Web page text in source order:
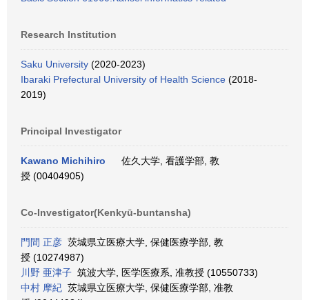
Research Institution
Saku University (2020-2023)
Ibaraki Prefectural University of Health Science (2018-
2019)
Principal Investigator
Kawano Michihiro
佐久大学, 看護学部, 教
授 (00404905)
Co-Investigator(Kenkyū-buntansha)
門間 正彦 茨城県立医療大学, 保健医療学部, 教
授 (10274987)
川野 亜津子 筑波大学, 医学医療系, 准教授 (10550733)
中村 摩紀 茨城県立医療大学, 保健医療学部, 准教